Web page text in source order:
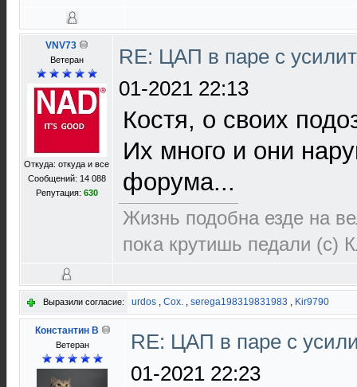
VNV73
Ветеран
Откуда: откуда и все
Сообщений: 14 088
Репутация: 630
RE: ЦАП в паре с
01-2021 22:13
Костя, о своих
Их много и они
форума...
Жизнь подобна езде на
пока крутишь педали (с)
Выразили согласие: urdos , Cox. , serega198319831983 , Kir9790
Константин В
Ветеран
RE: ЦАП в паре с
01-2021 22:23